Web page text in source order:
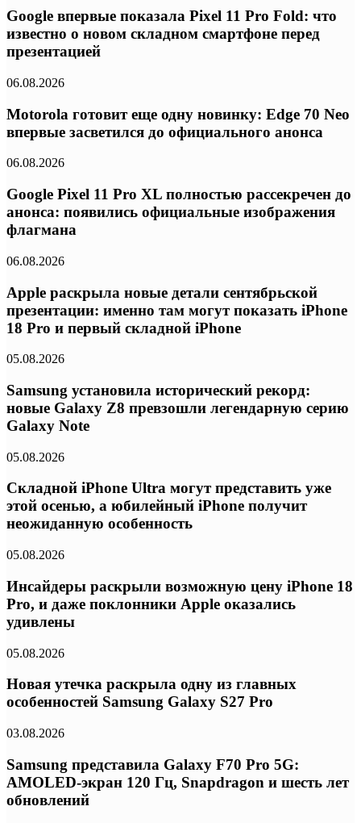
Google впервые показала Pixel 11 Pro Fold: что
известно о новом складном смартфоне перед
презентацией
06.08.2026
Motorola готовит еще одну новинку: Edge 70 Neo
впервые засветился до официального анонса
06.08.2026
Google Pixel 11 Pro XL полностью рассекречен до
анонса: появились официальные изображения
флагмана
06.08.2026
Apple раскрыла новые детали сентябрьской
презентации: именно там могут показать iPhone
18 Pro и первый складной iPhone
05.08.2026
Samsung установила исторический рекорд:
новые Galaxy Z8 превзошли легендарную серию
Galaxy Note
05.08.2026
Складной iPhone Ultra могут представить уже
этой осенью, а юбилейный iPhone получит
неожиданную особенность
05.08.2026
Инсайдеры раскрыли возможную цену iPhone 18
Pro, и даже поклонники Apple оказались
удивлены
05.08.2026
Новая утечка раскрыла одну из главных
особенностей Samsung Galaxy S27 Pro
03.08.2026
Samsung представила Galaxy F70 Pro 5G:
AMOLED-экран 120 Гц, Snapdragon и шесть лет
обновлений